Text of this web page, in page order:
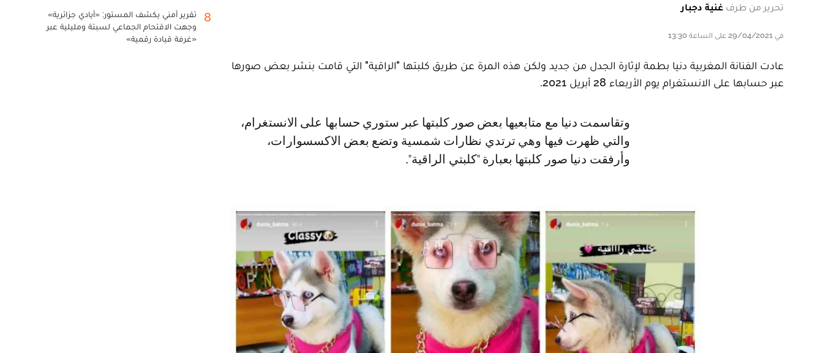
تحرير من طرف غنية دجبار
في 29/04/2021 على الساعة 13:30
عادت الفنانة المغربية دنيا بطمة لإثارة الجدل من جديد ولكن هذه المرة عن طريق كلبتها "الراقية" التي قامت بنشر بعض صورها
عبر حسابها على الانستغرام يوم الأربعاء 28 أبريل 2021.
وتقاسمت دنيا مع متابعيها بعض صور كلبتها عبر ستوري حسابها على الانستغرام،
والتي ظهرت فيها وهي ترتدي نظارات شمسية وتضع بعض الاكسسوارات،
وأرفقت دنيا صور كلبتها بعبارة "كلبتي الراقية".
8
تقرير أمني يكشف المستور: «أيادي جزائرية»
وجهت الاقتحام الجماعي لسبتة ومليلية عبر
«غرفة قيادة رقمية»